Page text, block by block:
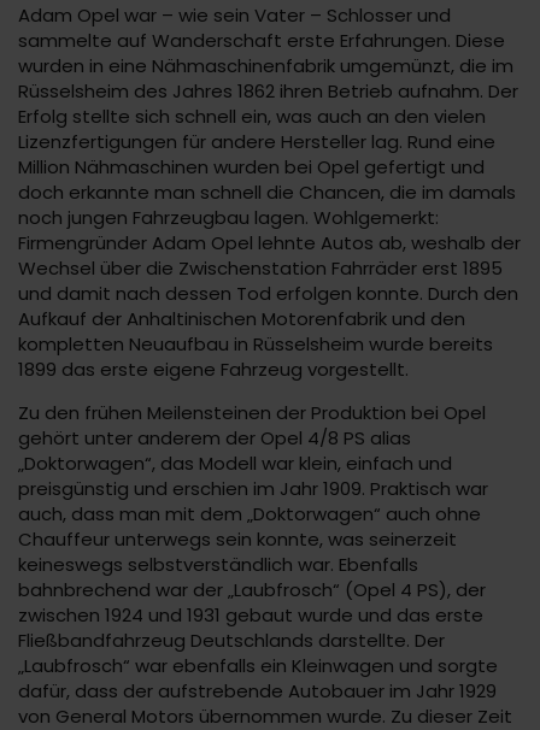
Adam Opel war – wie sein Vater – Schlosser und
sammelte auf Wanderschaft erste Erfahrungen. Diese
wurden in eine Nähmaschinenfabrik umgemünzt, die im
Rüsselsheim des Jahres 1862 ihren Betrieb aufnahm. Der
Erfolg stellte sich schnell ein, was auch an den vielen
Lizenzfertigungen für andere Hersteller lag. Rund eine
Million Nähmaschinen wurden bei Opel gefertigt und
doch erkannte man schnell die Chancen, die im damals
noch jungen Fahrzeugbau lagen. Wohlgemerkt:
Firmengründer Adam Opel lehnte Autos ab, weshalb der
Wechsel über die Zwischenstation Fahrräder erst 1895
und damit nach dessen Tod erfolgen konnte. Durch den
Aufkauf der Anhaltinischen Motorenfabrik und den
kompletten Neuaufbau in Rüsselsheim wurde bereits
1899 das erste eigene Fahrzeug vorgestellt.
Zu den frühen Meilensteinen der Produktion bei Opel
gehört unter anderem der Opel 4/8 PS alias
„Doktorwagen“, das Modell war klein, einfach und
preisgünstig und erschien im Jahr 1909. Praktisch war
auch, dass man mit dem „Doktorwagen“ auch ohne
Chauffeur unterwegs sein konnte, was seinerzeit
keineswegs selbstverständlich war. Ebenfalls
bahnbrechend war der „Laubfrosch“ (Opel 4 PS), der
zwischen 1924 und 1931 gebaut wurde und das erste
Fließbandfahrzeug Deutschlands darstellte. Der
„Laubfrosch“ war ebenfalls ein Kleinwagen und sorgte
dafür, dass der aufstrebende Autobauer im Jahr 1929
von General Motors übernommen wurde. Zu dieser Zeit